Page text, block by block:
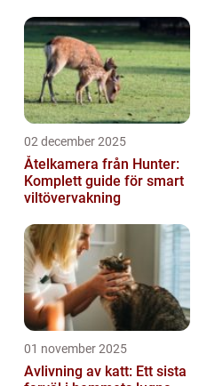
02 december 2025
Åtelkamera från Hunter:
Komplett guide för smart
viltövervakning
01 november 2025
Avlivning av katt: Ett sista